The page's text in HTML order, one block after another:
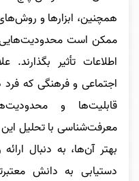
همچنین، ابزارها و
ممکن است محدودیت‌هایی
اطلاعات تأثیر بگذارند.
اجتماعی و فرهنگی که فرد
قابلیت‌ها و
معرفت‌شناسی با تحلیل
بهتر آن‌ها، به دنبال
دستیابی به دانش